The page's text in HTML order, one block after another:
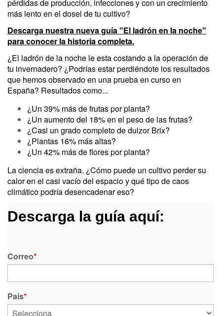
pérdidas de producción, infecciones y con un crecimiento
más lento en el dosel de tu cultivo?
Descarga nuestra nueva guía "El ladrón en la noche"
para conocer la historia completa.
¿El ladrón de la noche le esta costando a la operación de
tu invernadero? ¿Podrías estar perdiéndote los resultados
que hemos observado en una prueba en curso en
España? Resultados como...
¿Un 39% más de frutas por planta?
¿Un aumento del 18% en el peso de las frutas?
¿Casi un grado completo de dulzor Brix?
¿Plantas 16% más altas?
¿Un 42% más de flores por planta?
La ciencia es extraña. ¿Cómo puede un cultivo perder su
calor en el casi vacío del espacio y qué tipo de caos
climático podría desencadenar eso?
Descarga la guía aquí:
Correo*
País*